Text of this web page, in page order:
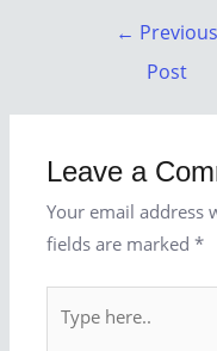
← Previous
Post
Leave a
Your email address
fields are marked*